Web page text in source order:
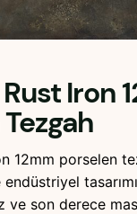
Iron
12mm porselen
ve son derece